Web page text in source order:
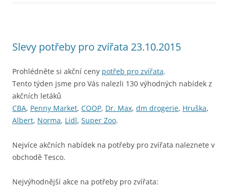
Slevy potřeby pro zvířata 23.10.2015
Prohlédněte si akční ceny potřeb pro zvířata.
Tento týden jsme pro Vás nalezli 130 výhodných nabídek z
akčních letáků
CBA, Penny Market, COOP, Dr. Max, dm drogerie, Hruška,
Albert, Norma, Lidl, Super Zoo.
Nejvíce akčních nabídek na potřeby pro zvířata naleznete v
obchodě Tesco.
Nejvýhodnější akce na potřeby pro zvířata: